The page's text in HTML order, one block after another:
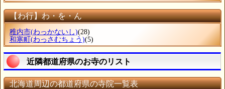
【わ行】わ・を・ん
稚内市(わっかないし)(28)
和寒町 (わっさむちょう)(5)
近隣都道府県のお寺のリスト
北海道周辺の都道府県の寺院一覧表